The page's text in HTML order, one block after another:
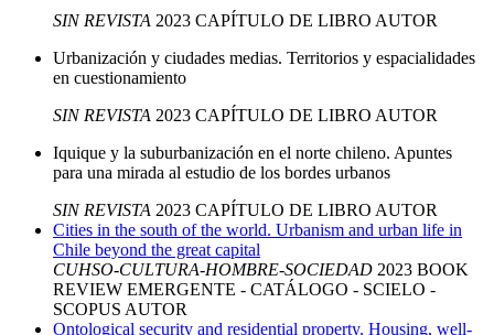
SIN REVISTA 2023 CAPÍTULO DE LIBRO AUTOR
Urbanización y ciudades medias. Territorios y espacialidades
en cuestionamiento
SIN REVISTA 2023 CAPÍTULO DE LIBRO AUTOR
Iquique y la suburbanización en el norte chileno. Apuntes
para una mirada al estudio de los bordes urbanos
SIN REVISTA 2023 CAPÍTULO DE LIBRO AUTOR
Cities in the south of the world. Urbanism and urban life in
Chile beyond the great capital
CUHSO-CULTURA-HOMBRE-SOCIEDAD 2023 BOOK
REVIEW EMERGENTE - CATÁLOGO - SCIELO -
SCOPUS AUTOR
Ontological security and residential property. Housing, well-